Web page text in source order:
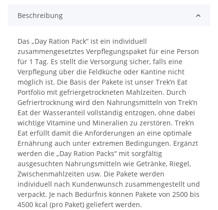
Beschreibung
Das „Day Ration Pack“ ist ein individuell
zusammengesetztes Verpflegungspaket für eine Person
für 1 Tag. Es stellt die Versorgung sicher, falls eine
Verpflegung über die Feldküche oder Kantine nicht
möglich ist. Die Basis der Pakete ist unser Trek’n Eat
Portfolio mit gefriergetrockneten Mahlzeiten. Durch
Gefriertrocknung wird den Nahrungsmitteln von Trek’n
Eat der Wasseranteil vollständig entzogen, ohne dabei
wichtige Vitamine und Mineralien zu zerstören. Trek’n
Eat erfüllt damit die Anforderungen an eine optimale
Ernährung auch unter extremen Bedingungen. Ergänzt
werden die „Day Ration Packs“ mit sorgfältig
ausgesuchten Nahrungsmitteln wie Getränke, Riegel,
Zwischenmahlzeiten usw. Die Pakete werden
individuell nach Kundenwunsch zusammengestellt und
verpackt. Je nach Bedürfnis können Pakete von 2500 bis
4500 kcal (pro Paket) geliefert werden.